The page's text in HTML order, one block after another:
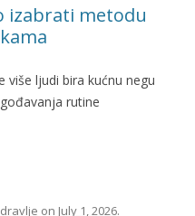
izabrati metodu
više ljudi bira kućnu negu
rutine
on July 1, 2026.